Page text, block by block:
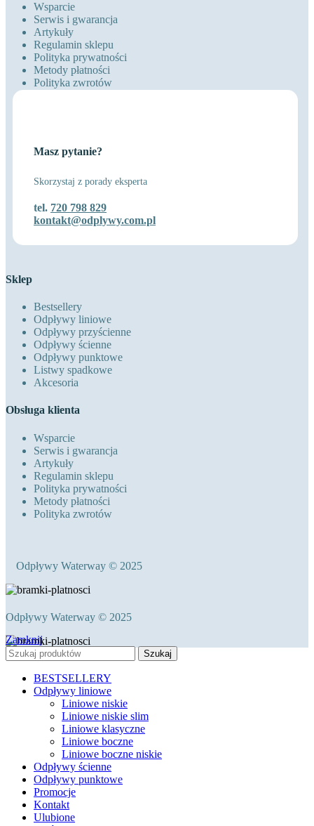
Wsparcie
Serwis i gwarancja
Artykuły
Regulamin sklepu
Polityka prywatności
Metody płatności
Polityka zwrotów
Masz pytanie?
Skorzystaj z porady eksperta
tel. 720 798 829
kontakt@odplywy.com.pl
Sklep
Bestsellery
Odpływy liniowe
Odpływy przyścienne
Odpływy ścienne
Odpływy punktowe
Listwy spadkowe
Akcesoria
Obsługa klienta
Wsparcie
Serwis i gwarancja
Artykuły
Regulamin sklepu
Polityka prywatności
Metody płatności
Polityka zwrotów
Odpływy Waterway © 2025
Odpływy Waterway © 2025
Zamknij
Szukaj
BESTSELLERY
Odpływy liniowe
Liniowe niskie
Liniowe niskie slim
Liniowe klasyczne
Liniowe boczne
Liniowe boczne niskie
Odpływy ścienne
Odpływy punktowe
Promocje
Kontakt
Ulubione